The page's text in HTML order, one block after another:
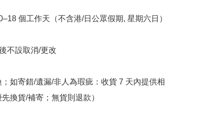
個工作天（不含港/日公眾假期, 星期六日）
不設取消/更改
如寄錯/遺漏/非人為瑕疵：收貨 7 天內提供相
換貨/補寄；無貨則退款）